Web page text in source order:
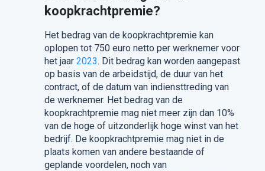
koopkrachtpremie?
Het bedrag van de koopkrachtpremie kan
oplopen tot 750 euro netto per werknemer voor
het jaar 2023. Dit bedrag kan worden aangepast
op basis van de arbeidstijd, de duur van het
contract, of de datum van indiensttreding van
de werknemer. Het bedrag van de
koopkrachtpremie mag niet meer zijn dan 10%
van de hoge of uitzonderlijk hoge winst van het
bedrijf. De koopkrachtpremie mag niet in de
plaats komen van andere bestaande of
geplande voordelen, noch van